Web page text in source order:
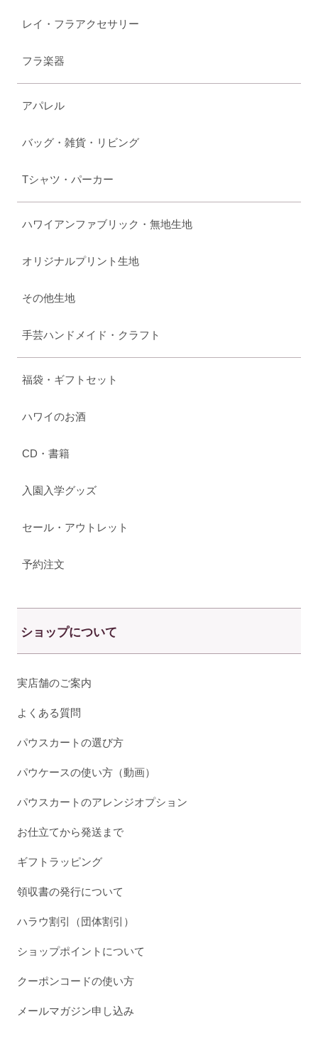
レイ・フラアクセサリー
フラ楽器
アパレル
バッグ・雑貨・リビング
Tシャツ・パーカー
ハワイアンファブリック・無地生地
オリジナルプリント生地
その他生地
手芸ハンドメイド・クラフト
福袋・ギフトセット
ハワイのお酒
CD・書籍
入園入学グッズ
セール・アウトレット
予約注文
ショップについて
実店舗のご案内
よくある質問
パウスカートの選び方
パウケースの使い方（動画）
パウスカートのアレンジオプション
お仕立てから発送まで
ギフトラッピング
領収書の発行について
ハラウ割引（団体割引）
ショップポイントについて
クーポンコードの使い方
メールマガジン申し込み